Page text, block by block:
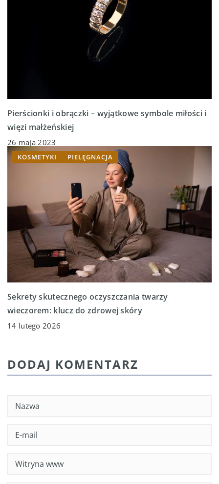
Pierścionki i obrączki – wyjątkowe symbole miłości i
więzi małżeńskiej
26 maja 2023
KOSMETYKI PIELĘGNACJA
Sekrety skutecznego oczyszczania twarzy
wieczorem: klucz do zdrowej skóry
14 lutego 2026
DODAJ KOMENTARZ